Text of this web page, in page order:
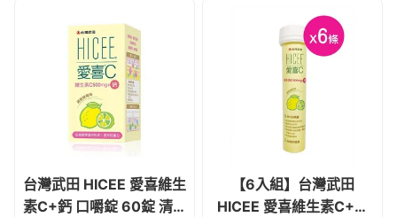
台灣武田 HICEE 愛喜維生
素C+鈣 口嚼錠 60錠 清新
【6入組】台灣武田
HICEE 愛喜維生素C+鈣